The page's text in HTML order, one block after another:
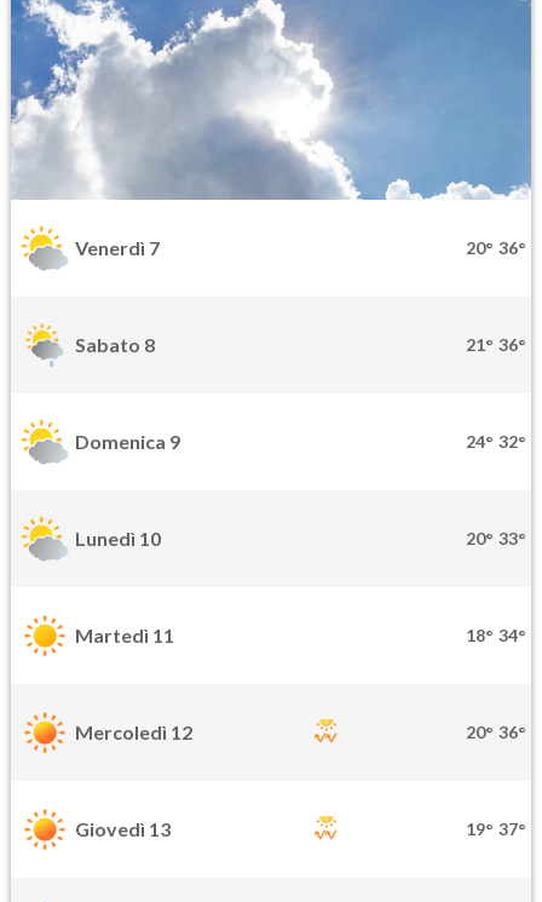
Venerdì 7 20° 36°
Sabato 8 21° 36°
Domenica 9 24° 32°
Lunedì 10 20° 33°
Martedì 11 18° 34°
Mercoledì 12 20° 36°
Giovedì 13 19° 37°